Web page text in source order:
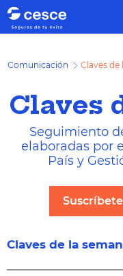
Comunicación Claves de
Claves
Seguimiento
elaboradas por
País y
Claves de la